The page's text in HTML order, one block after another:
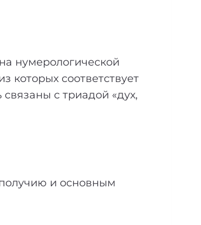
нумерологической
которых соответствует
с триадой «дух,
и основным